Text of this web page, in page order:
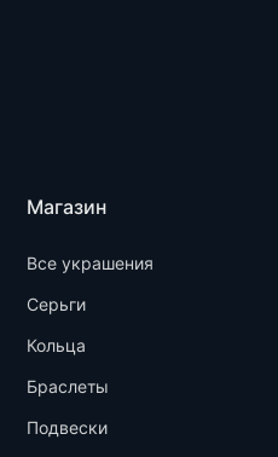
Магазин
Все украшения
Серьги
Кольца
Браслеты
Подвески